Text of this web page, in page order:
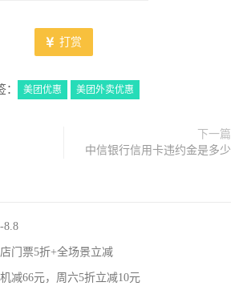
打赏
： 美团优惠 美团外卖优惠
下一篇
中信银行信用卡违约金是多少
8.8
门票5折+全场景立减
减66元，周六5折立减10元